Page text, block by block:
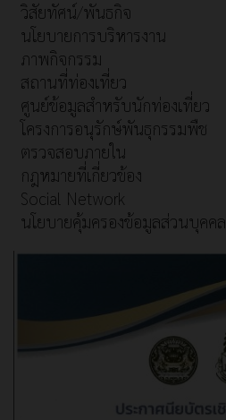
วิสัยทัศน์/พันธกิจ
นโยบายการบริหารงาน
ภาพกิจกรรม
สถานที่ท่องเที่ยว
ศูนย์ข้อมูลสำหรับนักท่องเที่ยว
โครงการอนุรักษ์พันธุกรรมพืช
ตรวจสอบภายใน
กฎหมายที่เกี่ยวข้อง
Social Network
นโยบายคุ้มครองข้อมูลส่วนบุคคล